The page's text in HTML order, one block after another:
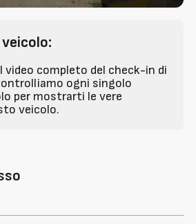
video completo del check-in di
ogni singolo
per mostrarti le vere
veicolo.